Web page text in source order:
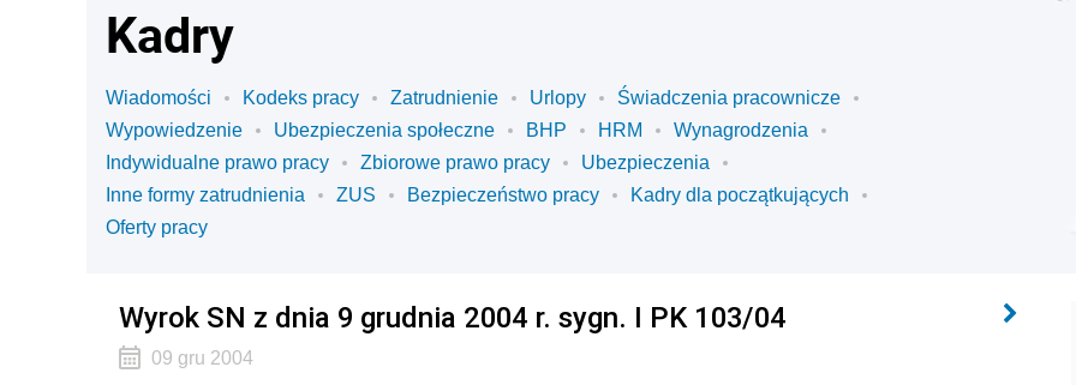
Kadry
Wiadomości Kodeks pracy Zatrudnienie Urlopy
Świadczenia pracownicze
Wypowiedzenie
Ubezpieczenia społeczne BHP HRM
Wynagrodzenia
Indywidualne prawo pracy
Zbiorowe prawo pracy
Ubezpieczenia
Inne formy zatrudnienia
ZUS Bezpieczeństwo pracy
Kadry dla początkujących
Oferty pracy
Wyrok SN z dnia 9 grudnia 2004 r. sygn. I PK 103/04
09 gru 2004